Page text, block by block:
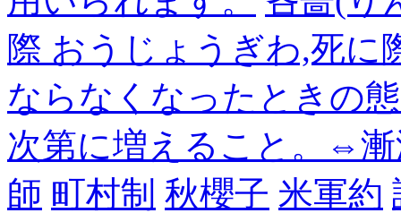
際 おうじょうぎわ,死に
ならなくなったときの
次第に増えること。⇔
師 町村制 秋櫻子 米軍約